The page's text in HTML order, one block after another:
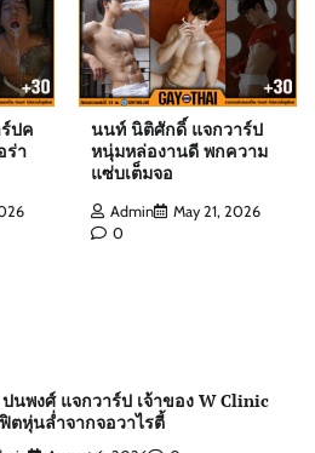
ปค
ร่า
นนท์ นิติศักดิ์ แจกวาร์ป
หนุ่มหล่องานดี พกความ
แซ่บเต็มจอ
Admin
May 21, 2026
0
July 21, 2026 0
พิเชษฐ์ แจกวาร์ป Top 10 Mister
Thailand 2025
August 6, 2026 0
ฟร์ พีรวิชญ์ แจกวาร์ป หนุ่มหน้าหวาน
ายเลือดอุตรดิตถ์